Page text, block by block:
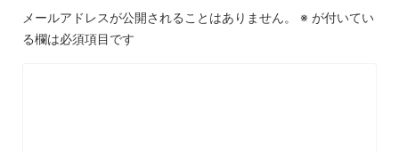
メールアドレスが公開されることはありません。 ※ が付いてい
る欄は必須項目です